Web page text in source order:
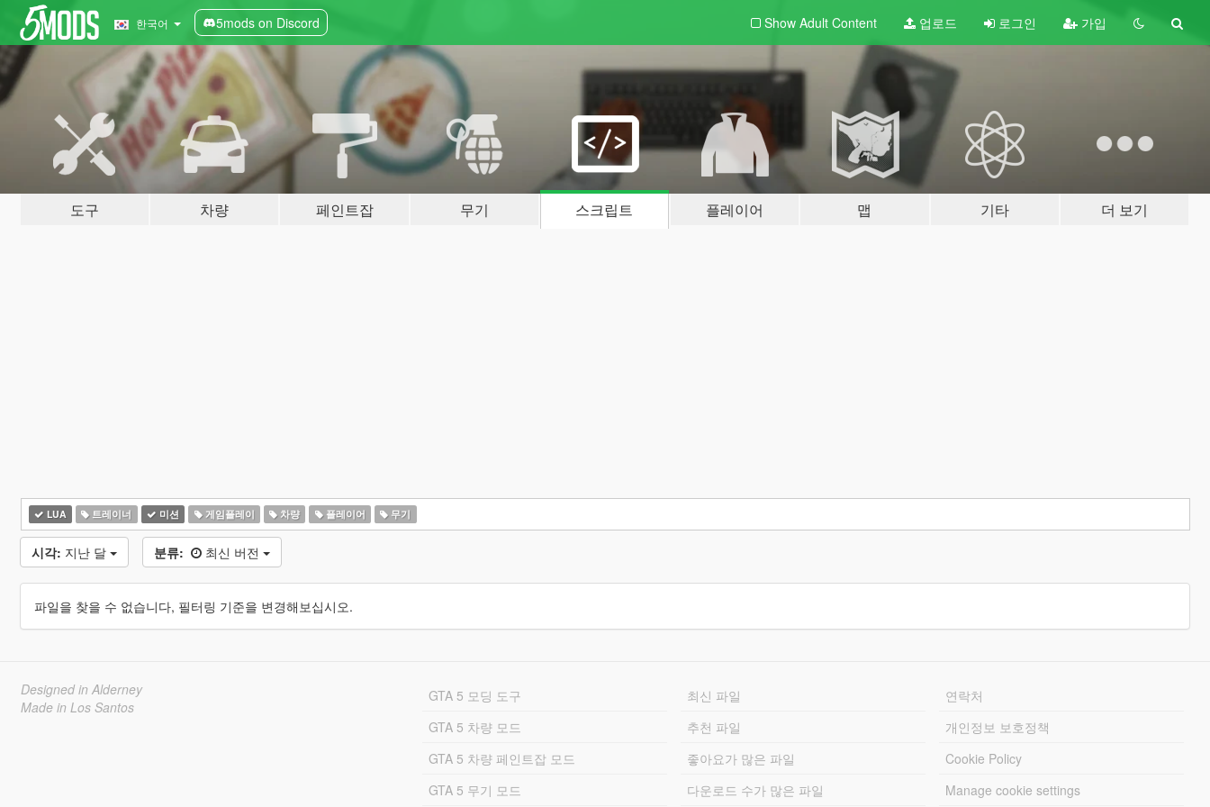
한국어 5mods on Discord Show Adult Content 업로드 로그인 가입
도구 차량 페인트잡 무기 스크립트 플레이어 맵 기타 더 보기
LUA 트레이너 미션 게임플레이 차량 플레이어 무기
시각: 지난 달 분류: 최신 버전
파일을 찾을 수 없습니다, 필터링 기준을 변경해보십시오.
Designed in Alderney
Made in Los Santos
GTA 5 모딩 도구
GTA 5 차량 모드
GTA 5 차량 페인트잡 모드
GTA 5 무기 모드
최신 파일
추천 파일
좋아요가 많은 파일
다운로드 수가 많은 파일
연락처
개인정보 보호정책
Cookie Policy
Manage cookie settings